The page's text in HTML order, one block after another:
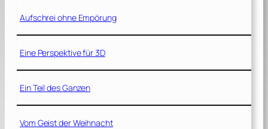
Aufschrei ohne Empörung
Eine Perspektive für 3D
Ein Teil des Ganzen
Vom Geist der Weihnacht